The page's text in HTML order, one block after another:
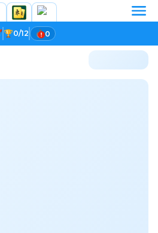
0/12 0